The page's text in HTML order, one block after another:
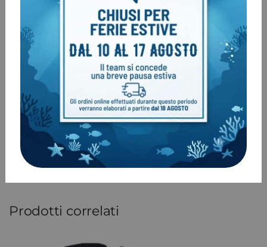
COD: 6059
Categoria:
Sottomuta
Tag:
NO PROMO
Prodotti correlati